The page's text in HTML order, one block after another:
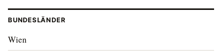
BUNDESLÄNDER
Wien